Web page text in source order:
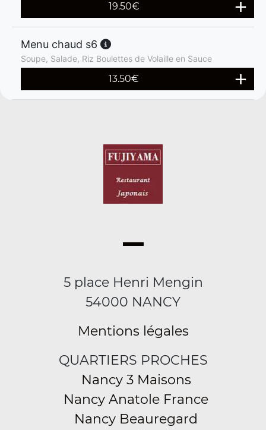
19.50€
Menu chaud s6
Soupe, Salade, Riz Boulettes de Volaille en Sauce
13.50€
5 place Henri Mengin
54000 NANCY
Mentions légales
QUARTIERS PROCHES
Nancy 3 Maisons
Nancy Anatole France
Nancy Beauregard